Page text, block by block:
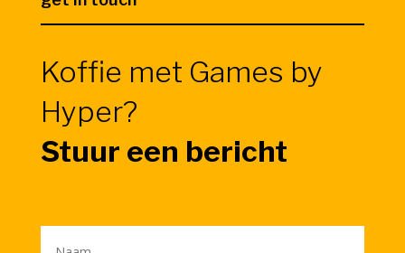
Koffie met Games by
Hyper?
Stuur een bericht